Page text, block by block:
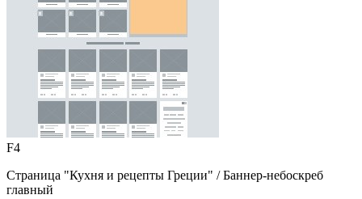
F4
Страница "Кухня и рецепты Греции" / Баннер-небоскреб
главный